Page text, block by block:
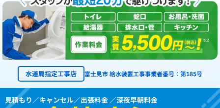
水道局指定工事店 富士見市 給水装置工事事業者番号：第185号
見積もり／キャンセル／出張料金 ／深夜早朝料金